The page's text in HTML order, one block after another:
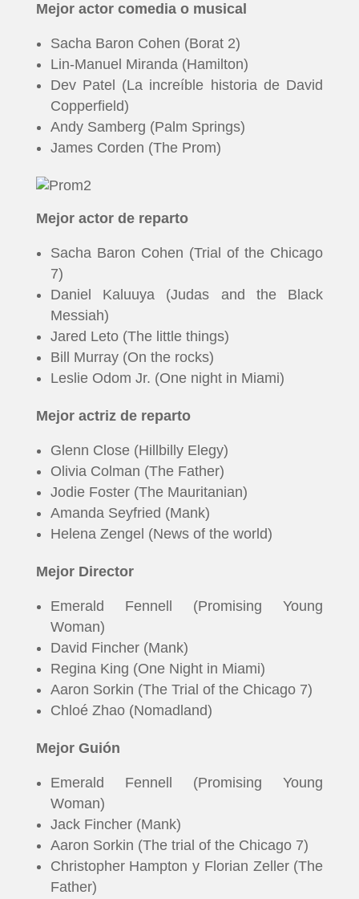
PELICULAS
SERIES
T-
PLUS
EVENTOS
Mejor actor comedia o musical
Sacha Baron Cohen (Borat 2)
Lin-Manuel Miranda (Hamilton)
Dev Patel (La increíble historia de David
Copperfield)
Andy Samberg (Palm Springs)
James Corden (The Prom)
Mejor actor de reparto
Sacha Baron Cohen (Trial of the Chicago
7)
Daniel Kaluuya (Judas and the Black
Messiah)
Jared Leto (The little things)
Bill Murray (On the rocks)
Leslie Odom Jr. (One night in Miami)
Mejor actriz de reparto
Glenn Close (Hillbilly Elegy)
Olivia Colman (The Father)
Jodie Foster (The Mauritanian)
Amanda Seyfried (Mank)
Helena Zengel (News of the world)
Mejor Director
Emerald Fennell (Promising Young
Woman)
David Fincher (Mank)
Regina King (One Night in Miami)
Aaron Sorkin (The Trial of the Chicago 7)
Chloé Zhao (Nomadland)
Mejor Guión
Emerald Fennell (Promising Young
Woman)
Jack Fincher (Mank)
Aaron Sorkin (The trial of the Chicago 7)
Christopher Hampton y Florian Zeller (The
Father)